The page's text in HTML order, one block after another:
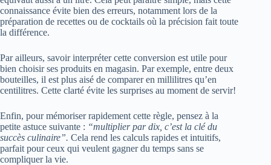
connaissance évite bien des erreurs, notamment lors de la
préparation de recettes ou de cocktails où la précision fait toute
la différence.
Par ailleurs, savoir interpréter cette conversion est utile pour
bien choisir ses produits en magasin. Par exemple, entre deux
bouteilles, il est plus aisé de comparer en millilitres qu’en
centilitres. Cette clarté évite les surprises au moment de servir!
Enfin, pour mémoriser rapidement cette règle, pensez à la
petite astuce suivante : “multiplier par dix, c’est la clé du
succès culinaire”. Cela rend les calculs rapides et intuitifs,
parfait pour ceux qui veulent gagner du temps sans se
compliquer la vie.